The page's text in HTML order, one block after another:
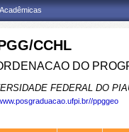
CCHL
DO
FEDERAL DO
ppggeo